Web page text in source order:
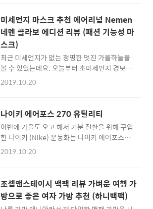
받은 거라서 지금 확인했습니다. 제 키가
172cm이고 그렇게 ..
다.UO (어반아웃피터스)는 미국과 캐나다, 그
리고 유럽 각국에 진출하여 200여개 매장을 운
영하면서 소규모 백화점 내지 편집샵 처럼 다양
한 굿즈를 판매하고 있는데요. 아디다스, 챔피
언, 스투시 등을 포함하고 있죠.해외에서는 특히
젊은 연령층인 18~24세를 타깃으로 하여 힙하
고 트렌디한 종합 의류 브랜드샵으로 자리잡다
고 하네요. 미국과 유럽의 인싸들이 어반 아웃피
적인 분위기는 영국식 패션 코드를 가지고 있어
서, 옷 잘 입는 ..
미세먼지 마스크 추천 에어리넘 Nemen
네멘 콜라보 에디션 리뷰 (패션 기능성 마
스크)
최근 미세먼지가 없는 청명한 멋진 가을하늘을
볼 수 있었는데요. 오늘부터 초미세먼지 경보가
조금씩 뜨더군요 ^^ 한동안 미세먼지가 없었다
는 것을 봤는데, 사실 미세미세라는 앱으로 확인
해보면 기준치를 넘어선 공기질이라서 슬슬 걱
정이 되기 시작합니다. 저는 예전부터 일회용 마
스크를 쓰고 버리는 것이 너무 아까워서 에어리
넘 (Airinum)의 제품을 사용하고 있는데요. 스
때문에 애용하고 있습니다. 신제품 중 에어리넘
과 네멘(Nemen)과 콜라보를 통해 출시된 제품
이 나왔다고 해서 사용을 해보게 되었습니다. 이
2019.10.20
나이키 에어포스 270 유틸리티
이번에 가을도 오고 해서 기분 전환을 위해 구입
한 나이키 (Nike) 운동화는 나이키 에어포스
270 유틸리티 Nike AirForce 270 Utility 입니
빼어났기 때문에 구입했죠 ^^ 사이즈는 270을
주문했는데요. 이 신발은 정사이즈로 가는것이
맞다고 봅니다. 조금 큰듯해서 265를 신을걸...
2019.10.20
조셉앤스테이시 백팩 리뷰 가벼운 여행 가
방으로 좋은 여자 가방 추천 (하니백팩)